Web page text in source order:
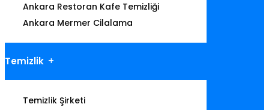
Ankara Restoran Kafe Temizliği
Ankara Mermer Cilalama
Temizlik
Temizlik Şirketi